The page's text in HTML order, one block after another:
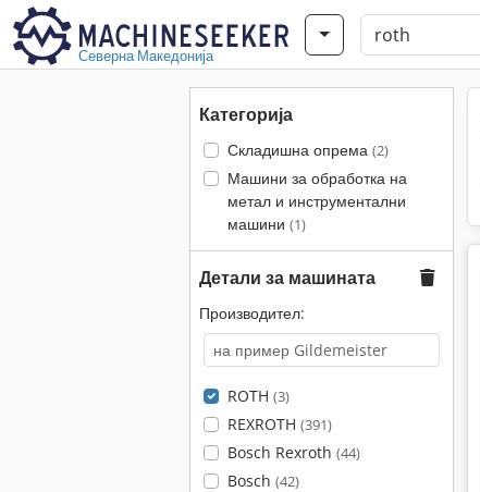
Северна Македонија
Категорија
Складишна опрема (2)
Машини за обработка на
метал и инструментални
машини (1)
Детали за машината
Производител:
ROTH (3)
REXROTH (391)
Bosch Rexroth (44)
Bosch (42)